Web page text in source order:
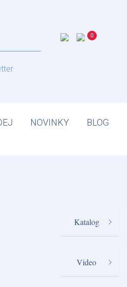
NOVINKY BLOG
Katalog
Video